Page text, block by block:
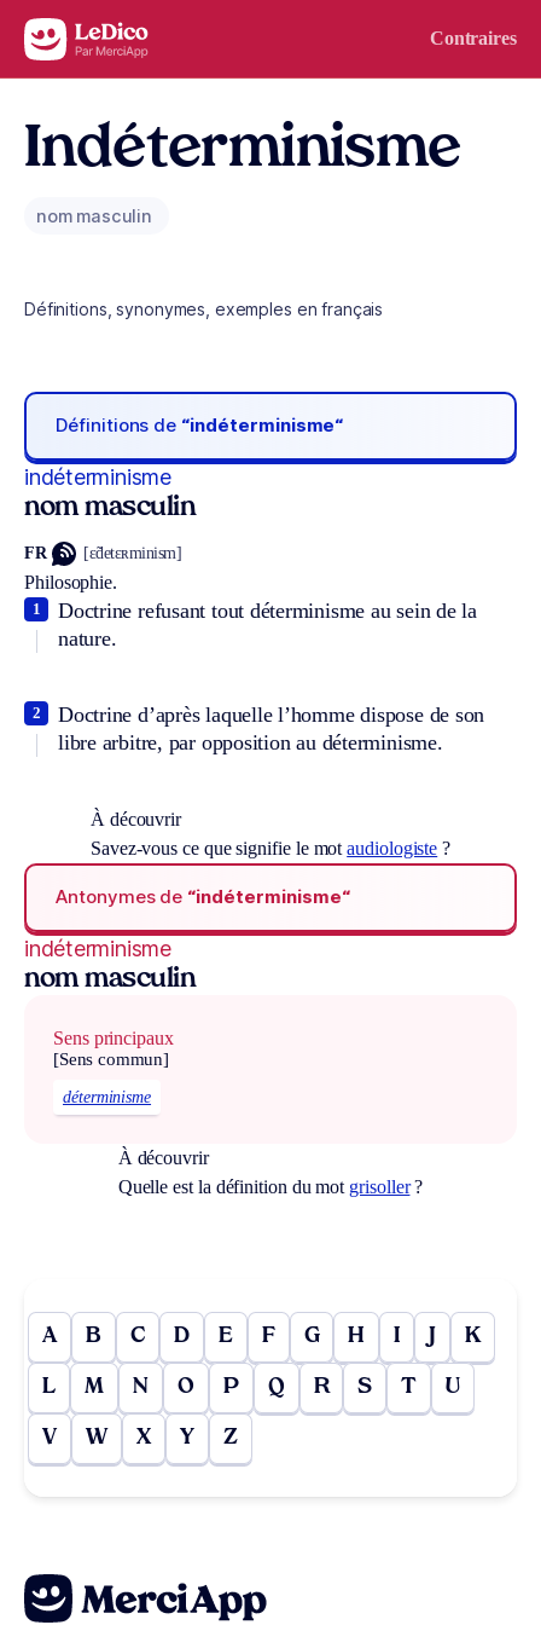
Aller au contenu Contraires
Indéterminisme
nom masculin
Définitions, synonymes, exemples en français
Définitions de “indéterminisme“
indéterminisme
nom masculin
FR [ɛ̃detɛʀminism]
Philosophie.
Doctrine refusant tout déterminisme au sein de la
nature.
1
Doctrine d’après laquelle l’homme dispose de son
libre arbitre, par opposition au déterminisme.
2
À découvrir
Savez-vous ce que signifie le motaudiologiste ?
Antonymes de “indéterminisme“
indéterminisme
nom masculin
Sens principaux
[Sens commun]
déterminisme
À découvrir
Quelle est la définition du mot grisoller?
A B C D E F G H I J K
L M N O P Q R S T U
V W X Y Z